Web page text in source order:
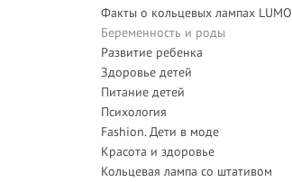
Факты о кольцевых лампах LUMO
Беременность и роды
Развитие ребенка
Здоровье детей
Питание детей
Психология
Fashion. Дети в моде
Красота и здоровье
Кольцевая лампа со штативом